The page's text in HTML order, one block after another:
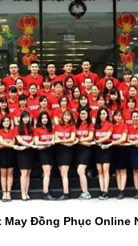
Đồng Phục Online